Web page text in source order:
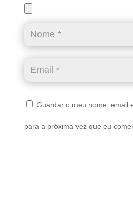
Guardar o meu nome, email
para a próxima vez que eu